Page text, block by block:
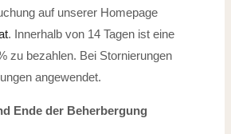
auf unserer Homepage
. Innerhalb von 14 Tagen ist eine
zu bezahlen. Bei Stornierungen
angewendet.
Ende der Beherbergung